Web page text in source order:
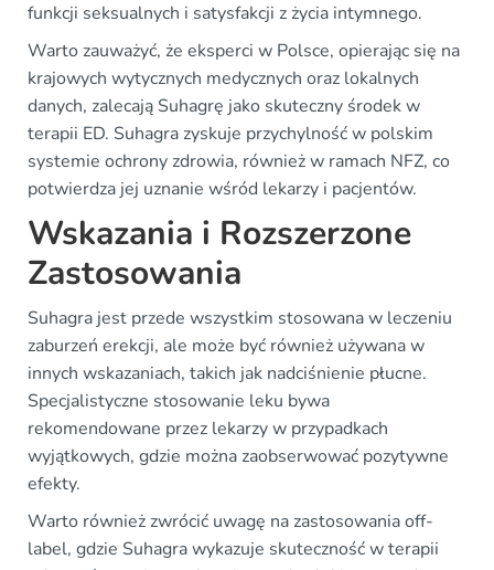
funkcji seksualnych i satysfakcji z życia intymnego.
Warto zauważyć, że eksperci w Polsce, opierając się na
krajowych wytycznych medycznych oraz lokalnych
danych, zalecają Suhagrę jako skuteczny środek w
terapii ED. Suhagra zyskuje przychylność w polskim
systemie ochrony zdrowia, również w ramach NFZ, co
potwierdza jej uznanie wśród lekarzy i pacjentów.
Wskazania i Rozszerzone
Zastosowania
Suhagra jest przede wszystkim stosowana w leczeniu
zaburzeń erekcji, ale może być również używana w
innych wskazaniach, takich jak nadciśnienie płucne.
Specjalistyczne stosowanie leku bywa
rekomendowane przez lekarzy w przypadkach
wyjątkowych, gdzie można zaobserwować pozytywne
efekty.
Warto również zwrócić uwagę na zastosowania off-
label, gdzie Suhagra wykazuje skuteczność w terapii